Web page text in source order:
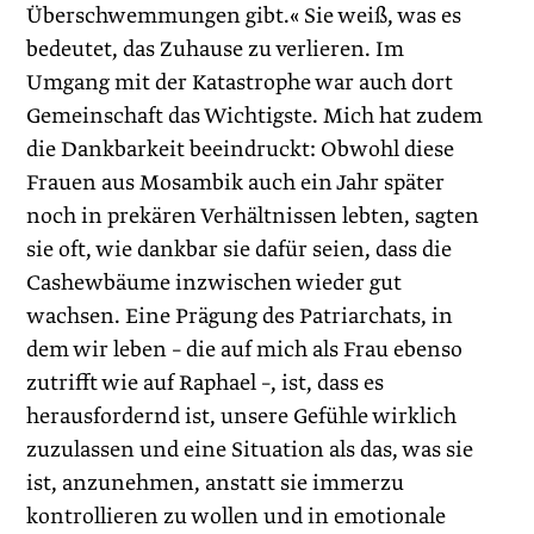
Überschwemmungen gibt.« Sie weiß, was es
bedeutet, das Zuhause zu verlieren. Im
Umgang mit der Katastrophe war auch dort
Gemeinschaft das Wichtigste. Mich hat zudem
die Dankbarkeit beeindruckt: Obwohl diese
Frauen aus Mosambik auch ein Jahr später
noch in prekären Verhältnissen lebten, sagten
sie oft, wie dankbar sie dafür seien, dass die
Cashewbäume inzwischen wieder gut
wachsen. Eine Prägung des Patriarchats, in
dem wir leben – die auf mich als Frau ebenso
zutrifft wie auf Raphael –, ist, dass es
herausfordernd ist, unsere Gefühle wirklich
zuzulassen und eine Situation als das, was sie
ist, anzunehmen, anstatt sie immerzu
kontrollieren zu wollen und in emotionale